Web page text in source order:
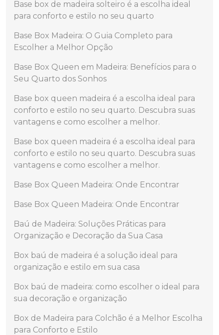
Base box de madeira solteiro é a escolha ideal
para conforto e estilo no seu quarto
Base Box Madeira: O Guia Completo para
Escolher a Melhor Opção
Base Box Queen em Madeira: Benefícios para o
Seu Quarto dos Sonhos
Base box queen madeira é a escolha ideal para
conforto e estilo no seu quarto. Descubra suas
vantagens e como escolher a melhor.
Base box queen madeira é a escolha ideal para
conforto e estilo no seu quarto. Descubra suas
vantagens e como escolher a melhor.
Base Box Queen Madeira: Onde Encontrar
Base Box Queen Madeira: Onde Encontrar
Baú de Madeira: Soluções Práticas para
Organização e Decoração da Sua Casa
Box baú de madeira é a solução ideal para
organização e estilo em sua casa
Box baú de madeira: como escolher o ideal para
sua decoração e organização
Box de Madeira para Colchão é a Melhor Escolha
para Conforto e Estilo